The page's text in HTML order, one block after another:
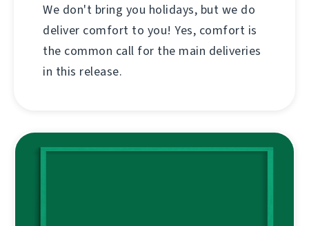
We don't bring you holidays, but we do
deliver comfort to you! Yes, comfort is
the common call for the main deliveries
in this release.